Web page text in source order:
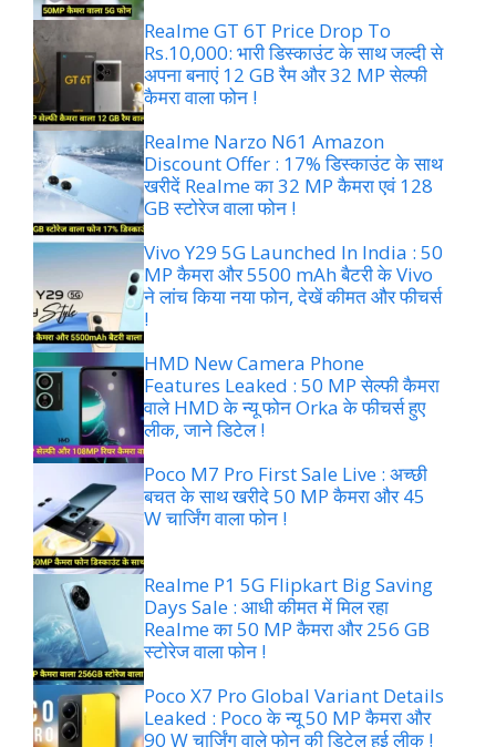
Realme GT 6T Price Drop To
Rs.10,000: भारी डिस्काउंट के साथ जल्दी से
अपना बनाएं 12 GB रैम और 32 MP सेल्फी
कैमरा वाला फोन !
Realme Narzo N61 Amazon
Discount Offer : 17% डिस्काउंट के साथ
खरीदें Realme का 32 MP कैमरा एवं 128
GB स्टोरेज वाला फोन !
Vivo Y29 5G Launched In India : 50
MP कैमरा और 5500 mAh बैटरी के Vivo
ने लांच किया नया फोन, देखें कीमत और फीचर्स
!
HMD New Camera Phone
Features Leaked : 50 MP सेल्फी कैमरा
वाले HMD के न्यू फोन Orka के फीचर्स हुए
लीक, जाने डिटेल !
Poco M7 Pro First Sale Live : अच्छी
बचत के साथ खरीदे 50 MP कैमरा और 45
W चार्जिंग वाला फोन !
Realme P1 5G Flipkart Big Saving
Days Sale : आधी कीमत में मिल रहा
Realme का 50 MP कैमरा और 256 GB
स्टोरेज वाला फोन !
Poco X7 Pro Global Variant Details
Leaked : Poco के न्यू 50 MP कैमरा और
90 W चार्जिंग वाले फोन की डिटेल हुई लीक !